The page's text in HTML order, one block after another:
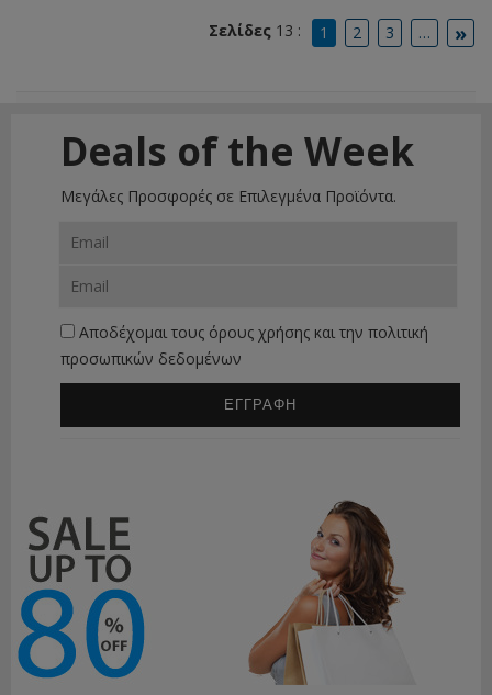
Σελίδες 13 : 1 2 3 … »
Deals of the Week
Μεγάλες Προσφορές σε Επιλεγμένα Προϊόντα.
Αποδέχομαι τους όρους χρήσης και την πολιτική
προσωπικών δεδομένων
ΕΓΓΡΑΦΗ